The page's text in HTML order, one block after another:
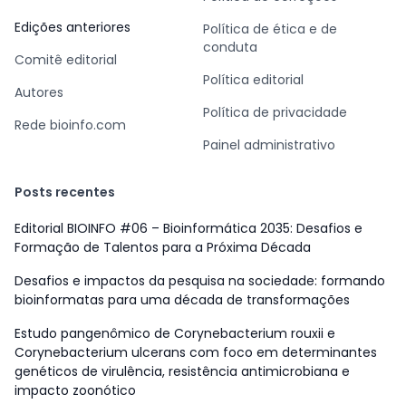
Edições anteriores
Comitê editorial
Autores
Rede bioinfo.com
Política de ética e de
conduta
Política editorial
Política de privacidade
Painel administrativo
Posts recentes
Editorial BIOINFO #06 – Bioinformática 2035: Desafios e
Formação de Talentos para a Próxima Década
Desafios e impactos da pesquisa na sociedade: formando
bioinformatas para uma década de transformações
Estudo pangenômico de Corynebacterium rouxii e
Corynebacterium ulcerans com foco em determinantes
genéticos de virulência, resistência antimicrobiana e
impacto zoonótico